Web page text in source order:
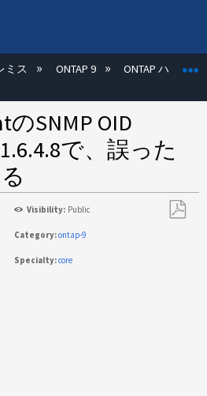
を展開/折りたたむ
ミス ONTAP 9 ONTAP ハード
のSNMP OID
で、誤った
Visibility: Public
Category:ontap-9
Specialty:core